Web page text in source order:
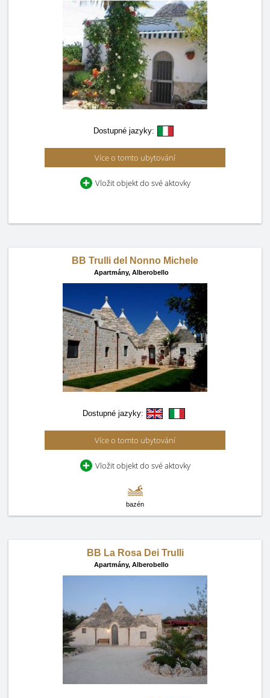
Dostupné jazyky:
Více o tomto ubytování
Vložit objekt do své aktovky
BB Trulli del Nonno Michele
Apartmány, Alberobello
Dostupné jazyky:
Více o tomto ubytování
Vložit objekt do své aktovky
bazén
BB La Rosa Dei Trulli
Apartmány, Alberobello